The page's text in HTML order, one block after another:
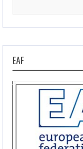
EAF